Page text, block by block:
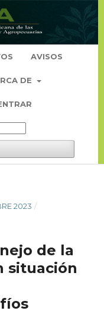
AVISOS
DE
2023 /
de la
situación